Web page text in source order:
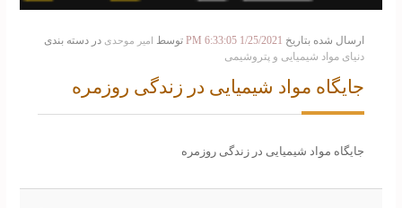
ارسال شده بتاریخ 1/25/2021 6:33:05 PM توسط امیر موحدی در دسته بندی
دنیای مواد شیمیایی و پتروشیمی
جایگاه مواد شیمیایی در زندگی روزمره
جایگاه مواد شیمیایی در زندگی روزمره